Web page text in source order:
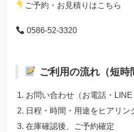
ご予約・お見積りはこちら
0586-52-3320
ご利用の流れ（短時
お問い合わせ（お電話・LINE
日程・時間・用途をヒアリン
在庫確認後、ご予約確定